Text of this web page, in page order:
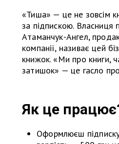
«Тиша» — це не зовсім
за підпискою. Власниця
Атаманчук-Ангел,
компанії, називає цей
книжок. «Ми про книги,
затишок» — це гасло
Як це
Оформлюєш